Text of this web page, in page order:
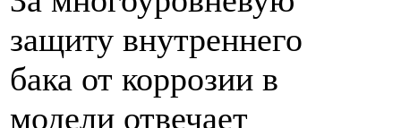
защиту внутреннего
бака от коррозии в
модели отвечает